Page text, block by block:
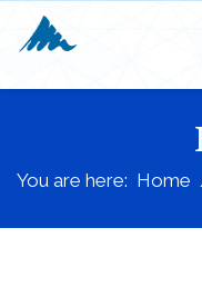
You are here: Home